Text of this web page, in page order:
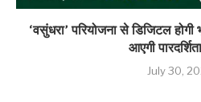
‘वसुंधरा’ परियोजना से डिजिटल
आएगी
July 30,